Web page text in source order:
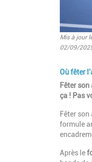
Mis à jour
02/09/
Où fêter
Fêter
ça ! Pas
Fêter
formule
Après le